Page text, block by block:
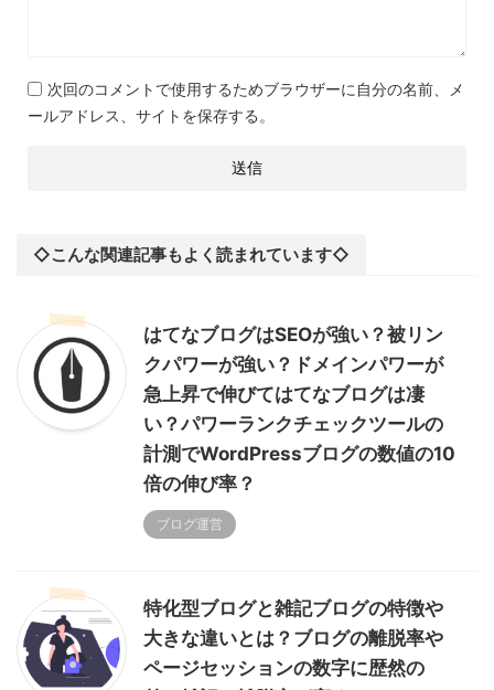
次回のコメントで使用するためブラウザーに自分の名前、メ
ールアドレス、サイトを保存する。
◇こんな関連記事もよく読まれています◇
はてなブログはSEOが強い？被リン
クパワーが強い？ドメインパワーが
急上昇で伸びてはてなブログは凄
い？パワーランクチェックツールの
計測でWordPressブログの数値の10
倍の伸び率？
ブログ運営
特化型ブログと雑記ブログの特徴や
大きな違いとは？ブログの離脱率や
ページセッションの数字に歴然の